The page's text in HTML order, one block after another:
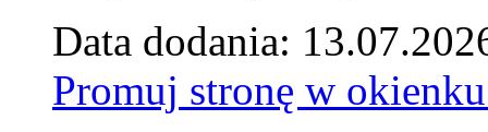
Data dodania:
Promuj stronę w